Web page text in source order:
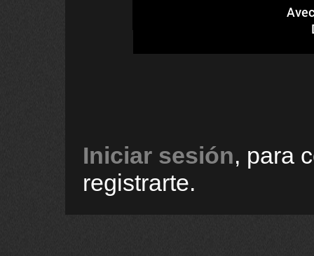
Iniciar sesión, para
registrarte.